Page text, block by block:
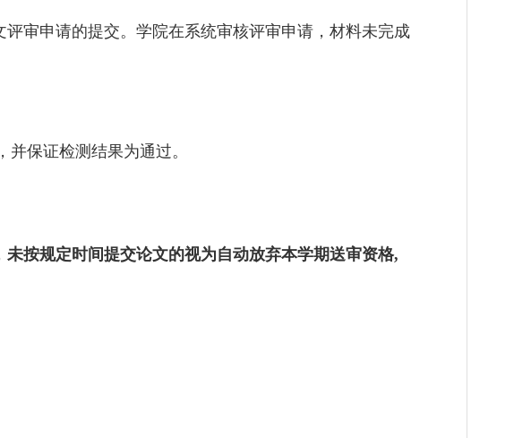
评审申请的提交。学院在系统审核评审申请，材料未完成
保证检测结果为通过。
未按规定时间提交论文的视为自动放弃本学期送审资格,